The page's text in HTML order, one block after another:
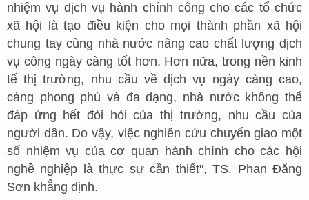
nhiệm vụ dịch vụ hành chính công cho các tổ chức
xã hội là tạo điều kiện cho mọi thành phần xã hội
chung tay cùng nhà nước nâng cao chất lượng dịch
vụ công ngày càng tốt hơn. Hơn nữa, trong nền kinh
tế thị trường, nhu cầu về dịch vụ ngày càng cao,
càng phong phú và đa dạng, nhà nước không thể
đáp ứng hết đòi hỏi của thị trường, nhu cầu của
người dân. Do vậy, việc nghiên cứu chuyển giao một
số nhiệm vụ của cơ quan hành chính cho các hội
nghề nghiệp là thực sự cần thiết", TS. Phan Đăng
Sơn khẳng định.